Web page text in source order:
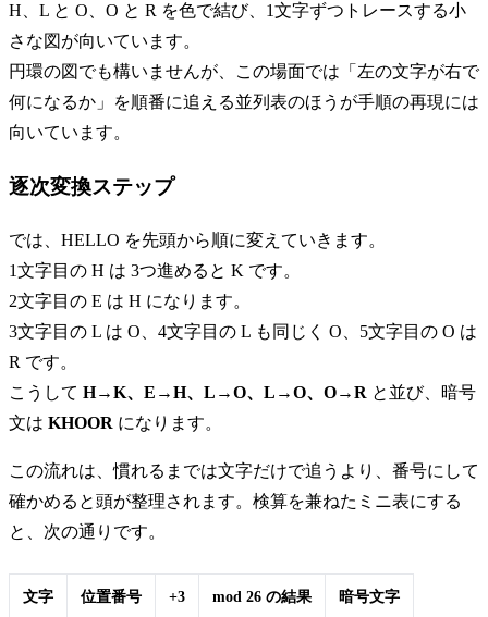
H、L と O、O と R を色で結び、1文字ずつトレースする小
さな図が向いています。
円環の図でも構いませんが、この場面では「左の文字が右で
何になるか」を順番に追える並列表のほうが手順の再現には
向いています。
逐次変換ステップ
では、HELLO を先頭から順に変えていきます。
1文字目の H は 3つ進めると K です。
2文字目の E は H になります。
3文字目の L は O、4文字目の L も同じく O、5文字目の O は
R です。
こうして H→K、E→H、L→O、L→O、O→R と並び、暗号
文は KHOOR になります。
この流れは、慣れるまでは文字だけで追うより、番号にして
確かめると頭が整理されます。検算を兼ねたミニ表にする
と、次の通りです。
文字 位置番号 +3 mod 26 の結果 暗号文字